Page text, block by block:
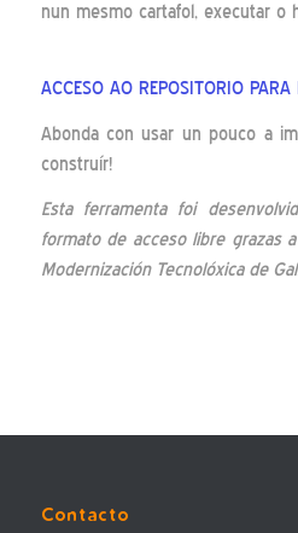
nun mesmo cartafol, executar o
ACCESO AO REPOSITORIO PARA
Abonda con usar un pouco a
construír!
Esta ferramenta foi
formato de acceso libre grazas
Modernización Tecnolóxica de
Contacto